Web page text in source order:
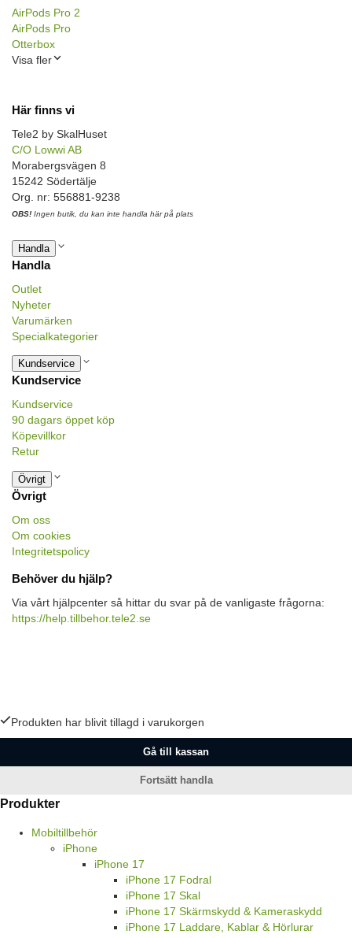
AirPods Pro 2
AirPods Pro
Otterbox
Visa fler
Här finns vi
Tele2 by SkalHuset
C/O Lowwi AB
Morabergsvägen 8
15242 Södertälje
Org. nr: 556881-9238
OBS! Ingen butik, du kan inte handla här på plats
Handla
Handla
Outlet
Nyheter
Varumärken
Specialkategorier
Kundservice
Kundservice
Kundservice
90 dagars öppet köp
Köpevillkor
Retur
Övrigt
Övrigt
Om oss
Om cookies
Integritetspolicy
Behöver du hjälp?
Via vårt hjälpcenter så hittar du svar på de vanligaste frågorna:
https://help.tillbehor.tele2.se
Produkten har blivit tillagd i varukorgen
Gå till kassan
Fortsätt handla
Produkter
Mobiltillbehör
iPhone
iPhone 17
iPhone 17 Fodral
iPhone 17 Skal
iPhone 17 Skärmskydd & Kameraskydd
iPhone 17 Laddare, Kablar & Hörlurar